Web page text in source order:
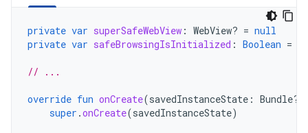
private var superSafeWebView : WebView? = null
private var safeBrowsingIsInitialized : Boolean =
// ...
override fun onCreate(savedInstanceState : Bundle?)
super .onCreate(savedInstanceState)